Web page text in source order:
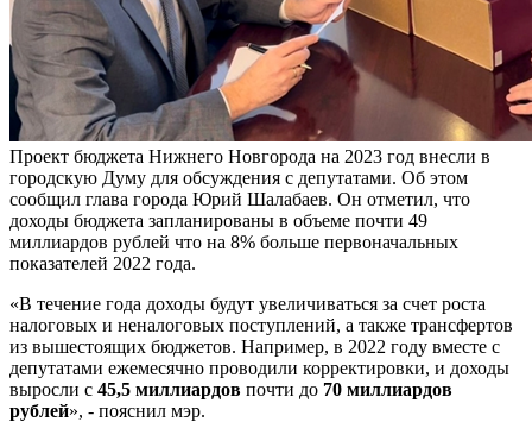
Проект бюджета Нижнего Новгорода на 2023 год внесли в
городскую Думу для обсуждения с депутатами. Об этом
сообщил глава города Юрий Шалабаев. Он отметил, что
доходы бюджета запланированы в объеме почти 49
миллиардов рублей что на 8% больше первоначальных
показателей 2022 года.
«В течение года доходы будут увеличиваться за счет роста
налоговых и неналоговых поступлений, а также трансфертов
из вышестоящих бюджетов. Например, в 2022 году вместе с
депутатами ежемесячно проводили корректировки, и доходы
выросли с 45,5 миллиардов почти до 70 миллиардов
рублей», - пояснил мэр.